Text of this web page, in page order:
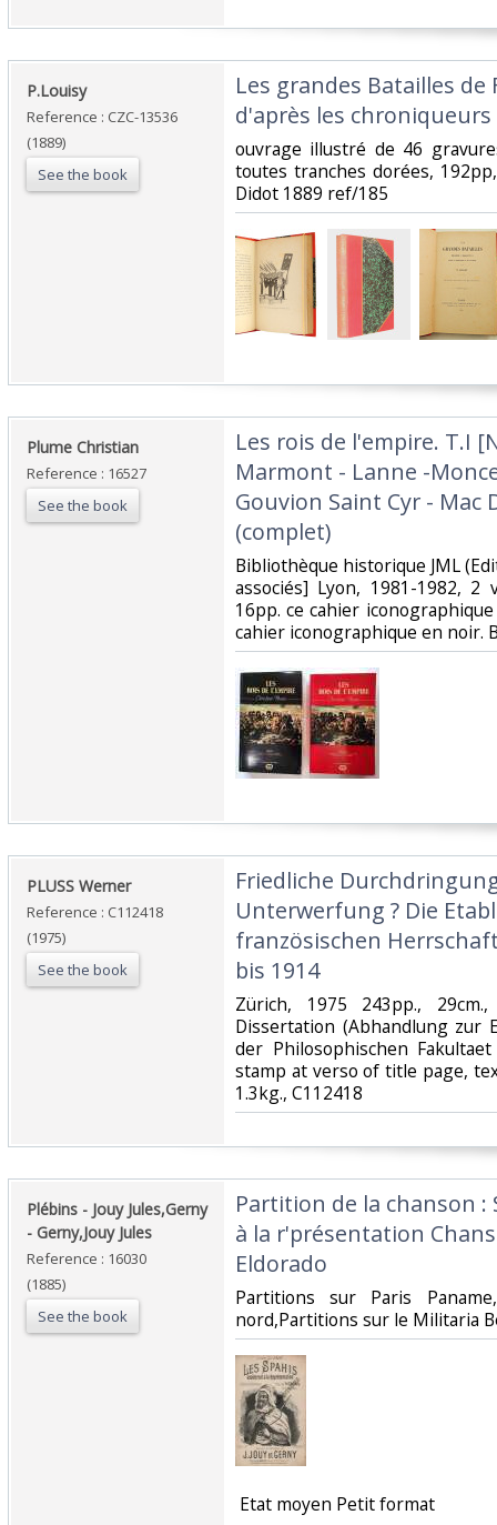
‎P.Louisy ‎
Reference : CZC-13536
(1889)
See the book
‎Les grandes Batailles de
d'après les
‎ouvrage illustré de 46
toutes tranches dorées,
Didot 1889 ref/185‎
‎Plume Christian‎
Reference : 16527
See the book
‎Les rois de l'empire. T.I
Marmont - Lanne -
Gouvion Saint Cyr - Mac
(complet)‎
‎Bibliothèque historique JML
associés] Lyon, 1981-1982, 2
16pp. ce cahier
cahier iconographique en noir.
‎PLUSS Werner‎
Reference : C112418
(1975)
See the book
‎Friedliche
Unterwerfung ? Die
französischen
bis 1914‎
‎Zürich, 1975 243pp.,
Dissertation (Abhandlung zur
der Philosophischen
stamp at verso of title page,
1.3kg., C112418‎
‎Plébins - Jouy Jules,Gerny
- Gerny,Jouy Jules‎
Reference : 16030
(1885)
See the book
‎Partition de la chanson :
à la r'présentation
Eldorado‎
‎Partitions sur Paris
nord,Partitions sur le Militaria
‎ Etat moyen Petit format ‎